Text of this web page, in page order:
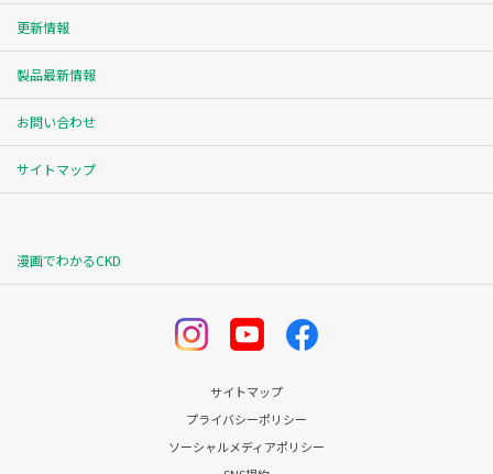
更新情報
製品最新情報
お問い合わせ
サイトマップ
漫画でわかるCKD
サイトマップ
プライバシーポリシー
ソーシャルメディアポリシー